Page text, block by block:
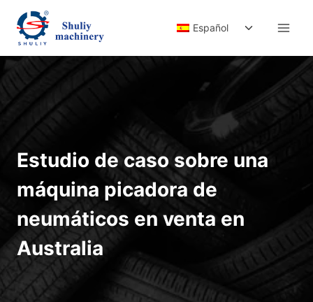
Saltar
contenido
Español
Alternar
hijo
Estudio de caso sobre una
máquina picadora de
neumáticos en venta en
Australia